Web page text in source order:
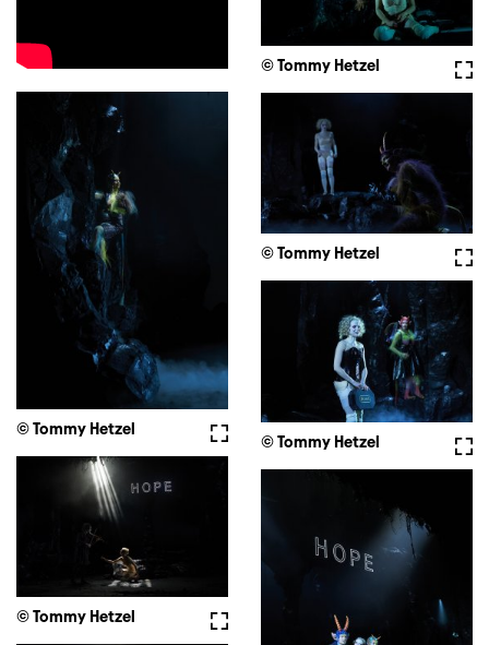
© Tommy Hetzel
Fullscreen
© Tommy Hetzel
© Tommy Hetzel
© Tommy Hetzel
Fullscreen
© Tommy Hetzel